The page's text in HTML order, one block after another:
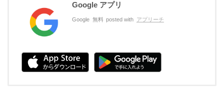
Google アプリ
Google 無料 posted with アプリーチ